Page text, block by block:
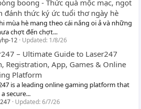
boong - Thức quà mộc mạc, ngọt
đánh thức ký ức tuổi thơ ngày hè
mùa hè mang theo cái nắng oi ả và những
chợt đến chợt...
12 Updated: 1/8/26
– Ultimate Guide to Laser247
Registration, App, Games & Online
Platform
is a leading online gaming platform that
secure...
Updated:6/7/26